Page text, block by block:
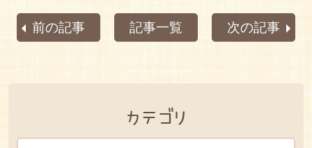
前の記事 記事一覧 次の記事
カテゴリ